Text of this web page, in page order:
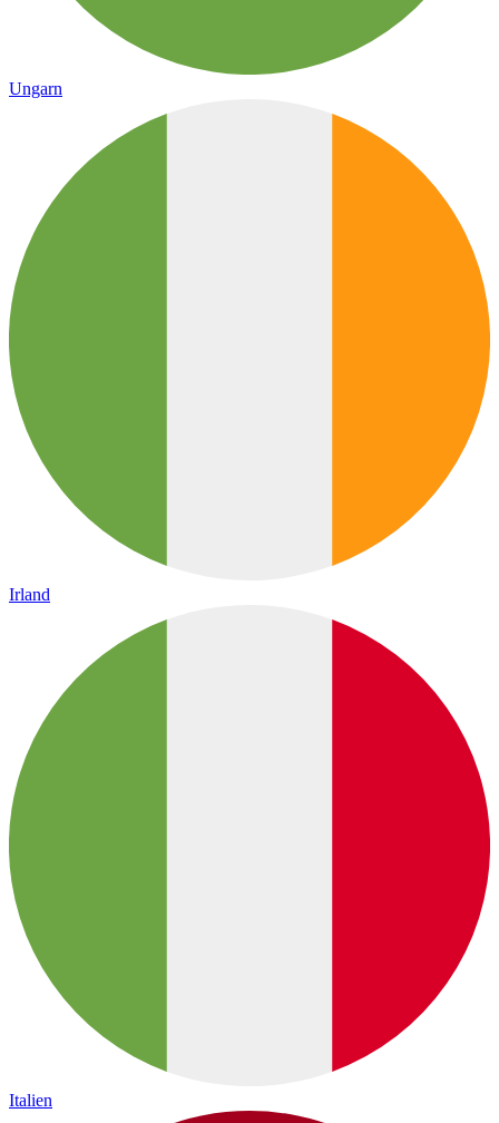
Ungarn
Irland
Italien